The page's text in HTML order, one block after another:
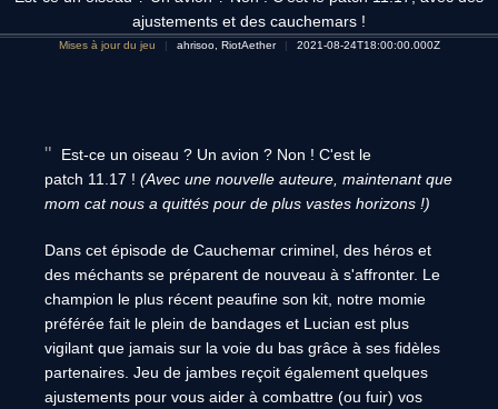
ajustements et des cauchemars !
Mises à jour du jeu ahrisoo, RiotAether 2021-08-24T18:00:00.000Z
Est-ce un oiseau ? Un avion ? Non ! C'est le
patch 11.17 ! (Avec une nouvelle auteure, maintenant que
mom cat nous a quittés pour de plus vastes horizons !)
Dans cet épisode de Cauchemar criminel, des héros et
des méchants se préparent de nouveau à s'affronter. Le
champion le plus récent peaufine son kit, notre momie
préférée fait le plein de bandages et Lucian est plus
vigilant que jamais sur la voie du bas grâce à ses fidèles
partenaires. Jeu de jambes reçoit également quelques
ajustements pour vous aider à combattre (ou fuir) vos